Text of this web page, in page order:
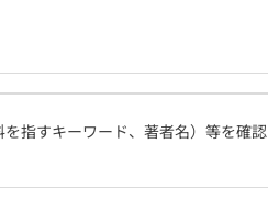
指すキーワード、著者名）等を確認